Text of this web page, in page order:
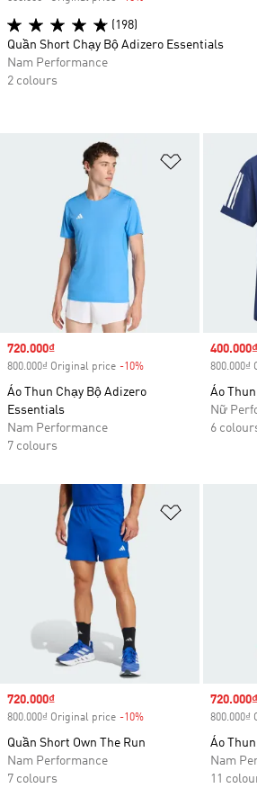
Add to
Sale price
720.000₫
800.000₫ Original price -10%
Áo Thun Chạy Bộ Adizero
Essentials
Nam Performance
7 colours
Sale
400.000₫
800.000₫
Áo
Nữ
6
Sale price
720.000₫
800.000₫ Original price -10%
Quần Short Own The Run
Nam Performance
7 colours
Sale
720.000₫
800.000₫
Áo
Nam
11
(198)
Quần Short Chạy Bộ Adizero Essentials
Nam Performance
2 colours